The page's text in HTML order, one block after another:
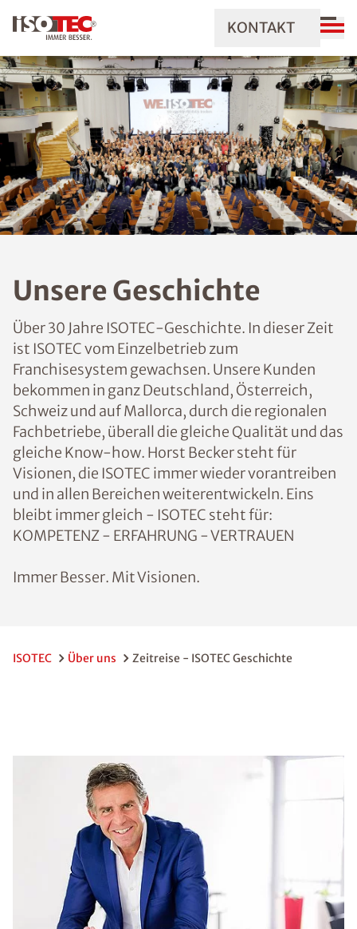
KONTAKT
Unsere Geschichte
Über 30 Jahre ISOTEC-Geschichte. In dieser Zeit
ist ISOTEC vom Einzelbetrieb zum
Franchisesystem gewachsen. Unsere Kunden
bekommen in ganz Deutschland, Österreich,
Schweiz und auf Mallorca, durch die regionalen
Fachbetriebe, überall die gleiche Qualität und das
gleiche Know-how. Horst Becker steht für
Visionen, die ISOTEC immer wieder vorantreiben
und in allen Bereichen weiterentwickeln. Eins
bleibt immer gleich - ISOTEC steht für:
KOMPETENZ - ERFAHRUNG - VERTRAUEN
Immer Besser. Mit Visionen.
ISOTEC Über uns Zeitreise - ISOTEC Geschichte